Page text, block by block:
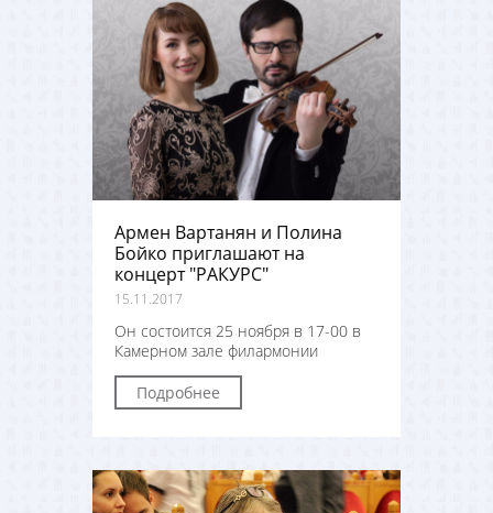
Армен Вартанян и Полина
Бойко приглашают на
концерт "РАКУРС"
15.11.2017
Он состоится 25 ноября в 17-00 в
Камерном зале филармонии
Подробнее